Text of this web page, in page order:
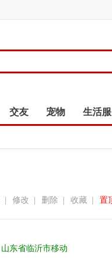
交友 宠物 生活
置
收藏
删除
修改
山东省临沂市移动